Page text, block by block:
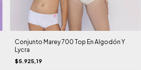
Conjunto Marey 700 Top En Algodón Y
Lycra
$5.925,19